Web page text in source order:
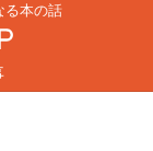
る本の話